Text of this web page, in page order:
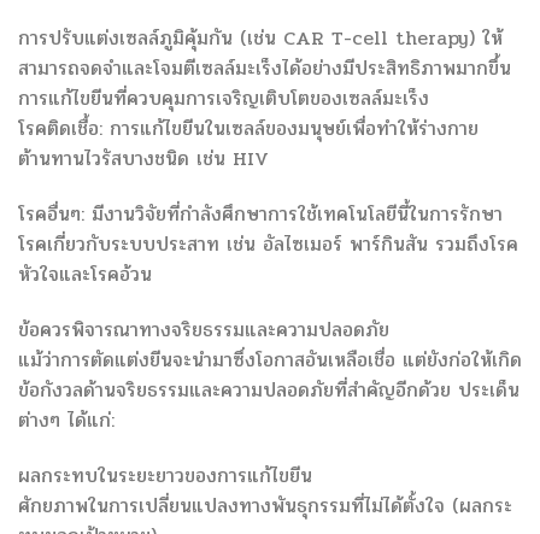
การปรับแต่งเซลล์ภูมิคุ้มกัน (เช่น CAR T-cell therapy) ให้
สามารถจดจำและโจมตีเซลล์มะเร็งได้อย่างมีประสิทธิภาพมากขึ้น
การแก้ไขยีนที่ควบคุมการเจริญเติบโตของเซลล์มะเร็ง
โรคติดเชื้อ: การแก้ไขยีนในเซลล์ของมนุษย์เพื่อทำให้ร่างกาย
ต้านทานไวรัสบางชนิด เช่น HIV
โรคอื่นๆ: มีงานวิจัยที่กำลังศึกษาการใช้เทคโนโลยีนี้ในการรักษา
โรคเกี่ยวกับระบบประสาท เช่น อัลไซเมอร์ พาร์กินสัน รวมถึงโรค
หัวใจและโรคอ้วน
ข้อควรพิจารณาทางจริยธรรมและความปลอดภัย
แม้ว่าการตัดแต่งยีนจะนำมาซึ่งโอกาสอันเหลือเชื่อ แต่ยังก่อให้เกิด
ข้อกังวลด้านจริยธรรมและความปลอดภัยที่สำคัญอีกด้วย ประเด็น
ต่างๆ ได้แก่:
ผลกระทบในระยะยาวของการแก้ไขยีน
ศักยภาพในการเปลี่ยนแปลงทางพันธุกรรมที่ไม่ได้ตั้งใจ (ผลกระ